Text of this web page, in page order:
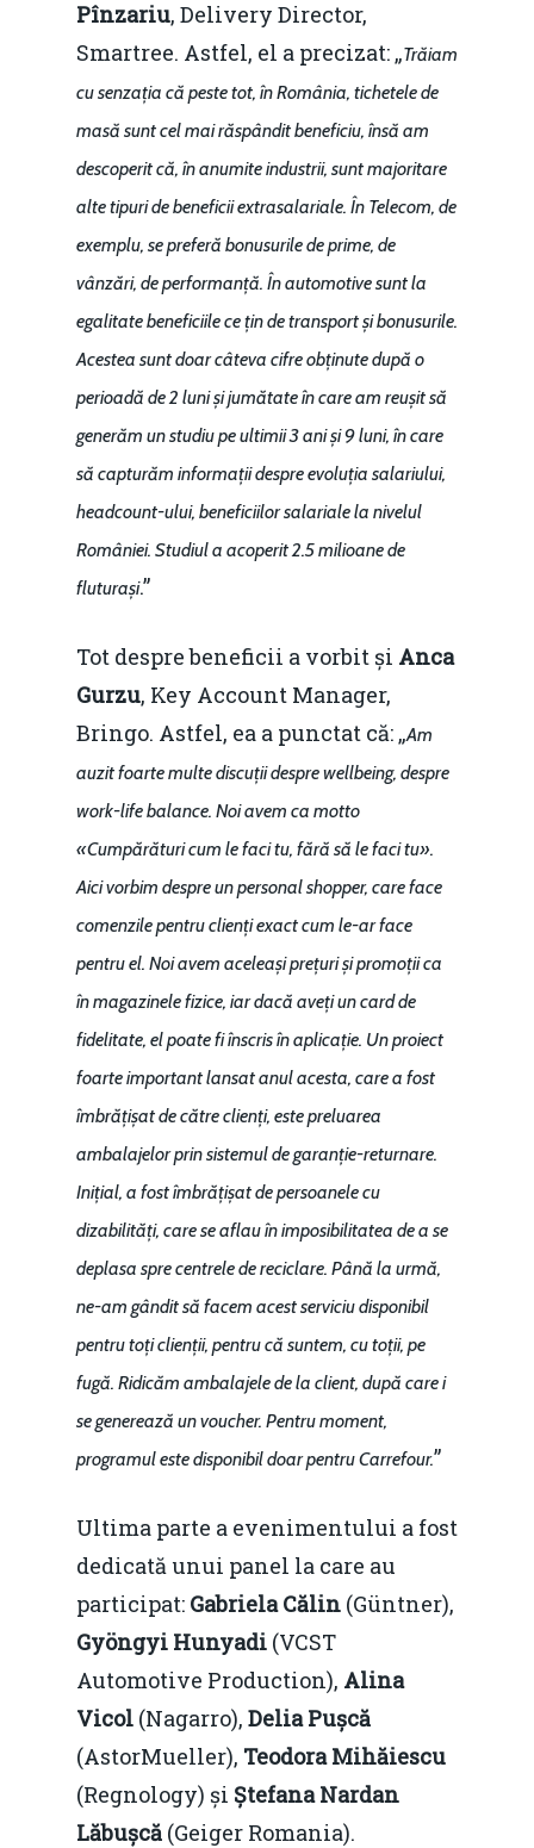
Pînzariu, Delivery Director,
Smartree. Astfel, el a precizat: „Trăiam
cu senzația că peste tot, în România, tichetele de
masă sunt cel mai răspândit beneficiu, însă am
descoperit că, în anumite industrii, sunt majoritare
alte tipuri de beneficii extrasalariale. În Telecom, de
exemplu, se preferă bonusurile de prime, de
vânzări, de performanță. În automotive sunt la
egalitate beneficiile ce țin de transport și bonusurile.
Acestea sunt doar câteva cifre obținute după o
perioadă de 2 luni și jumătate în care am reușit să
generăm un studiu pe ultimii 3 ani și 9 luni, în care
să capturăm informații despre evoluția salariului,
headcount-ului, beneficiilor salariale la nivelul
României. Studiul a acoperit 2.5 milioane de
fluturași.”
Tot despre beneficii a vorbit și Anca
Gurzu, Key Account Manager,
Bringo. Astfel, ea a punctat că: „Am
auzit foarte multe discuții despre wellbeing, despre
work-life balance. Noi avem ca motto
«Cumpărături cum le faci tu, fără să le faci tu».
Aici vorbim despre un personal shopper, care face
comenzile pentru clienți exact cum le-ar face
pentru el. Noi avem aceleași prețuri și promoții ca
în magazinele fizice, iar dacă aveți un card de
fidelitate, el poate fi înscris în aplicație. Un proiect
foarte important lansat anul acesta, care a fost
îmbrățișat de către clienți, este preluarea
ambalajelor prin sistemul de garanție-returnare.
Inițial, a fost îmbrățișat de persoanele cu
dizabilități, care se aflau în imposibilitatea de a se
deplasa spre centrele de reciclare. Până la urmă,
ne-am gândit să facem acest serviciu disponibil
pentru toți clienții, pentru că suntem, cu toții, pe
fugă. Ridicăm ambalajele de la client, după care i
se generează un voucher. Pentru moment,
programul este disponibil doar pentru Carrefour.”
Ultima parte a evenimentului a fost
dedicată unui panel la care au
participat: Gabriela Călin (Güntner),
Gyöngyi Hunyadi (VCST
Automotive Production), Alina
Vicol (Nagarro), Delia Pușcă
(AstorMueller), Teodora Mihăiescu
(Regnology) și Ștefana Nardan
Lăbușcă (Geiger Romania).